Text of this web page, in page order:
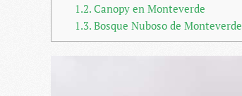
1.2.Canopy en Monteverde
1.3.Bosque Nuboso de Monteverde